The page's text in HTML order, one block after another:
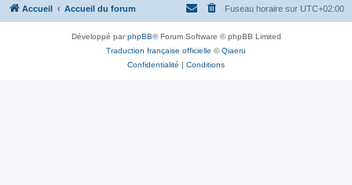
Accueil Accueil du forum Fuseau horaire sur UTC+02:00
Développé parphpBB® Forum Software © phpBB Limited
Traduction française officielle ©Qiaeru
Confidentialité | Conditions